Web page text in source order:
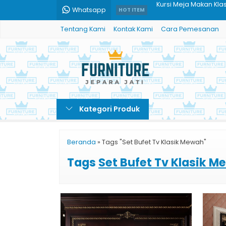
Whatsapp HOT ITEM Sofa Sudut Ukiran
Bale Bale Kayu Jati
Set Meja Makan
set sofa tamu
Meja Makan Marmer
Meja Makan Marmer
Tentang Kami Kontak Kami Cara Pemesanan
Kategori Produk
Beranda » Tags "Set Bufet Tv Klasik Mewah"
Tags Set Bufet Tv Klasik